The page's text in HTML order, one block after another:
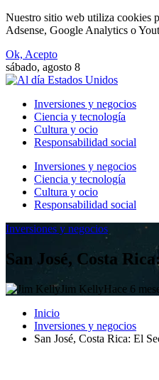
Nuestro sitio web utiliza cookies
Adsense, Google Analytics o
Ok, Acepto
sábado, agosto 8
Inversiones y negocios
Ciencia y tecnología
Cultura y ocio
Responsabilidad social
Inversiones y negocios
Ciencia y tecnología
Cultura y ocio
Responsabilidad social
Inversiones y negocios
San José, Costa
Jim KellyHace 6
Inicio
Inversiones y negocios
San José, Costa Rica: El